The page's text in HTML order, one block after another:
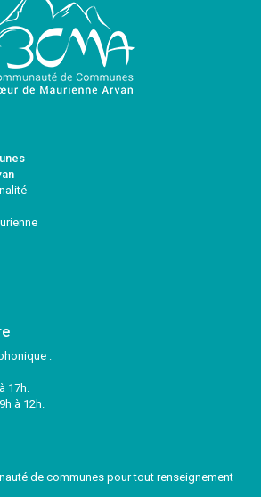
:
17h.
à 12h.
de communes pour tout renseignement